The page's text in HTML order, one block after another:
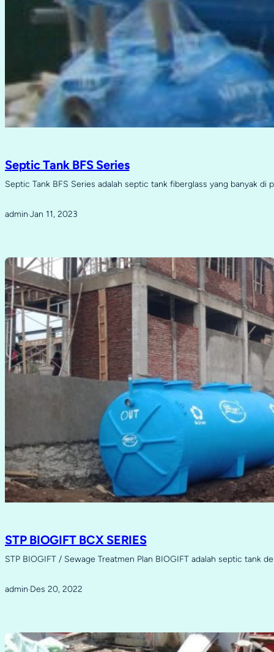
Septic Tank BFS Series
Septic Tank BFS Series adalah septic tank fiberglass yang banyak di
admin·Jan 11, 2023
STP BIOGIFT BCX SERIES
STP BIOGIFT / Sewage Treatmen Plan BIOGIFT adalah septic tank
admin·Des 20, 2022